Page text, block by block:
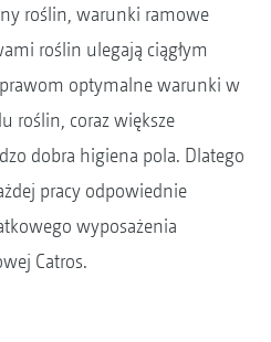
roślin, warunki ramowe
roślin ulegają ciągłym
optymalne warunki w
roślin, coraz większe
dobra higiena pola. Dlatego
pracy odpowiednie
wyposażenia
Catros.